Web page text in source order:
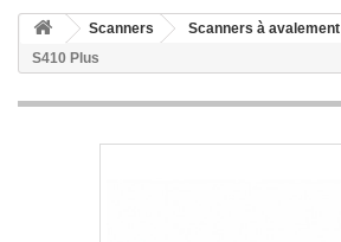
Scanners Scanners à avalement
S410 Plus